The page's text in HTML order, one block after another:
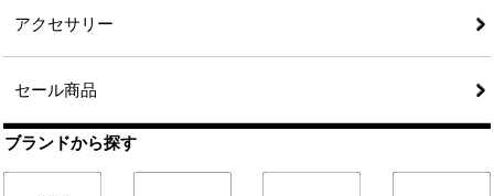
アクセサリー
セール商品
ブランドから探す